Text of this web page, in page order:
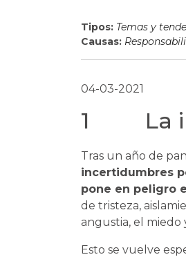
Tipos: Temas y
Causas:
04-03-2021
1 La
Tras un año de
incertidumbres
pone en peligro
de tristeza,
angustia, el miedo
Esto se vuelve